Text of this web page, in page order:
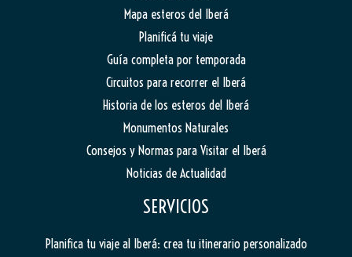
Mapa esteros del Iberá
Planificá tu viaje
Guía completa por temporada
Circuitos para recorrer el Iberá
Historia de los esteros del Iberá
Monumentos Naturales
Consejos y Normas para Visitar el Iberá
Noticias de Actualidad
SERVICIOS
Planifica tu viaje al Iberá: crea tu itinerario personalizado